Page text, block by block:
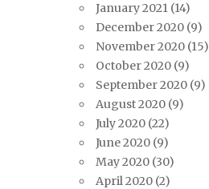
January 2021(14)
December 2020(9)
November 2020(15)
October 2020(9)
September 2020(9)
August 2020(9)
July 2020(22)
June 2020(9)
May 2020(30)
April 2020(2)